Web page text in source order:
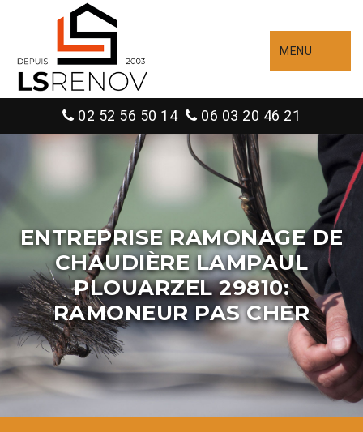
MENU
02 52 56 50 14 06 03 20 46 21
ENTREPRISE RAMONAGE DE
CHAUDIÈRE LAMPAUL
PLOUARZEL 29810:
RAMONEUR PAS CHER